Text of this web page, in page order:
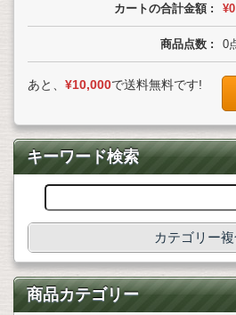
カートの合計金額 : ¥0
商品点数 : 0
あと、 ¥10,000で送料無料です!
キーワード検索
カテゴリー
商品カテゴリー